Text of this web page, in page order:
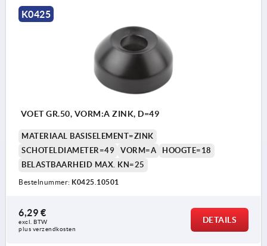
K0425
VOET GR.50, VORM:A ZINK, D=49
MATERIAAL BASISELEMENT=ZINK
SCHOTELDIAMETER=49
VORM=A
HOOGTE=18
BELASTBAARHEID MAX. KN=25
Bestelnummer: K0425.10501
6,29 €
excl. BTW
plus verzendkosten
DETAILS